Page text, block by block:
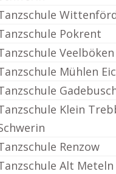
Pokrent
Veelböken
Mühlen
Klein
Renzow
Alt Meteln